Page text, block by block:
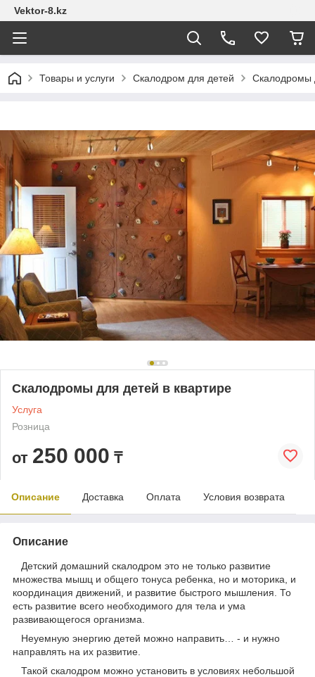
Vektor-8.kz
Товары и услуги Скалодром для детей Скалодромы
Скалодромы для детей в квартире
Услуга
Розница
от 250 000 ₸
Описание Доставка Оплата Условия возврата
Описание
Детский домашний скалодром это не только развитие
множества мышц и общего тонуса ребенка, но и моторика, и
координация движений, и развитие быстрого мышления. То
есть развитие всего необходимого для тела и ума
развивающегося организма.
Неуемную энергию детей можно направить… - и нужно
направлять на их развитие.
Такой скалодром можно установить в условиях небольшой